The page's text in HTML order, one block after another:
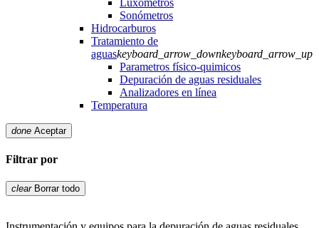
Sonómetros
Hidrocarburos
Tratamiento de
aguaskeyboard_arrow_downkeyboard_arrow_up
Parametros físico-quimicos
Depuración de aguas residuales
Analizadores en línea
Temperatura
done Aceptar
Filtrar por
clear Borrar todo